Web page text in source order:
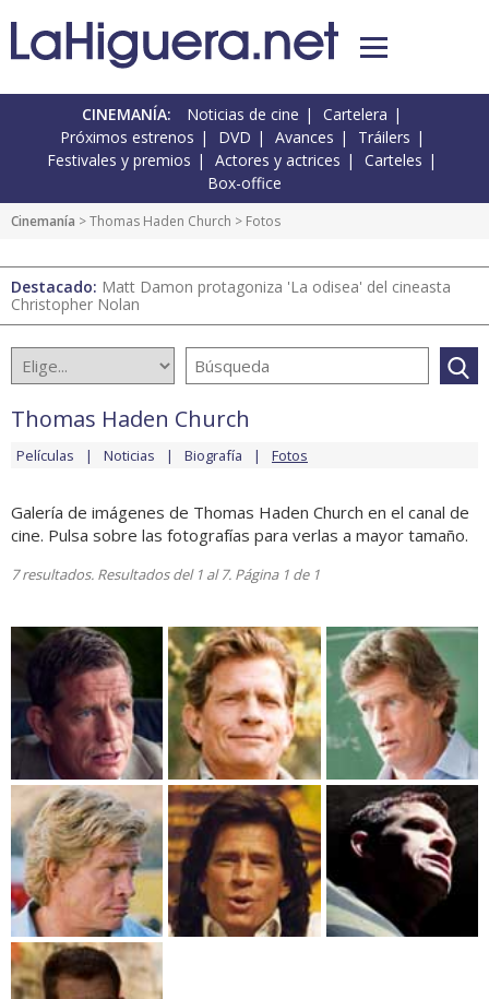
CINEMANÍA: Noticias de cine
Cartelera
Próximos estrenos
DVD Avances
Tráilers
Festivales y premios
Actores y actrices
Carteles
Box-office
Cinemanía >Thomas Haden Church > Fotos
Destacado: Matt Damon protagoniza 'La odisea' del cineasta
Christopher Nolan
Thomas Haden Church
Películas Noticias Biografía Fotos
Galería de imágenes de Thomas Haden Church en el canal de
cine. Pulsa sobre las fotografías para verlas a mayor tamaño.
7 resultados. Resultados del 1 al 7. Página 1 de 1